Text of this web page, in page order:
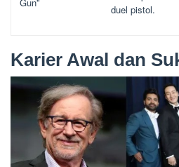
duel pistol.
Karier Awal dan